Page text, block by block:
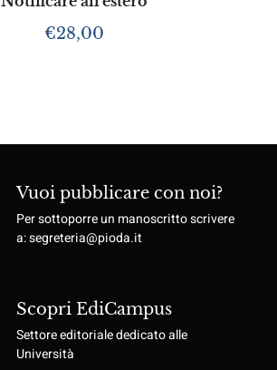
€28,00
Vuoi pubblicare con noi?
Per sottoporre un manoscritto scrivere
a: segreteria@pioda.it
Scopri EdiCampus
Settore editoriale dedicato alle
Università